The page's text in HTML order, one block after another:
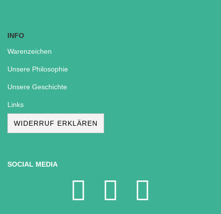
INFO
Warenzeichen
Unsere Philosophie
Unsere Geschichte
Links
WIDERRUF ERKLÄREN
SOCIAL MEDIA